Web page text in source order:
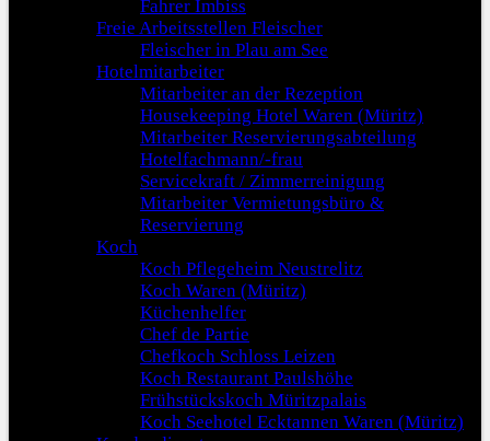
Fahrer Imbiss
Freie Arbeitsstellen Fleischer
Fleischer in Plau am See
Hotelmitarbeiter
Mitarbeiter an der Rezeption
Housekeeping Hotel Waren (Müritz)
Mitarbeiter Reservierungsabteilung
Hotelfachmann/-frau
Servicekraft / Zimmerreinigung
Mitarbeiter Vermietungsbüro &
Reservierung
Koch
Koch Pflegeheim Neustrelitz
Koch Waren (Müritz)
Küchenhelfer
Chef de Partie
Chefkoch Schloss Leizen
Koch Restaurant Paulshöhe
Frühstückskoch Müritzpalais
Koch Seehotel Ecktannen Waren (Müritz)